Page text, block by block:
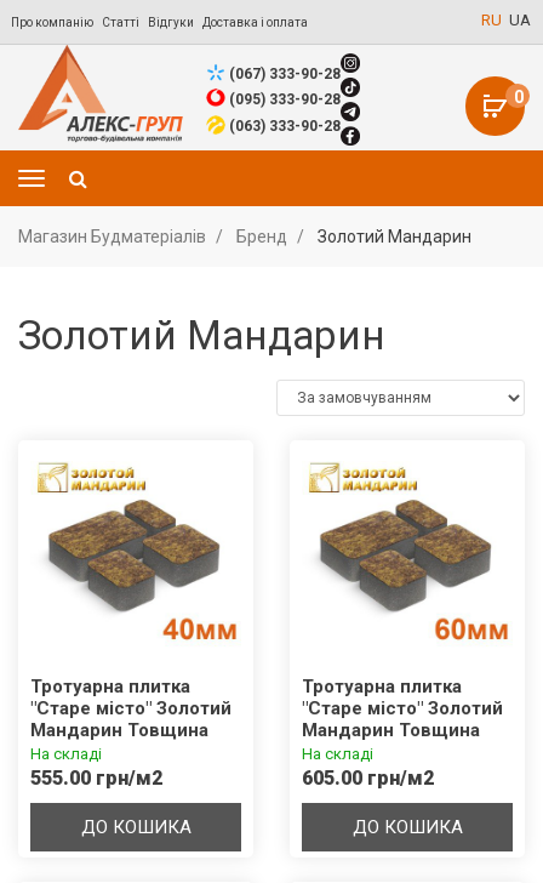
Про компанію Статті Відгуки Доставка і оплата RU UA
0
(067) 333-90-28
(095) 333-90-28
(063) 333-90-28
Магазин Будматеріалів Бренд Золотий Мандарин
Золотий Мандарин
Тротуарна плитка
"Старе місто" Золотий
Мандарин Товщина
40мм
На складі
555.00 грн/м2
ДО КОШИКА
Тротуарна плитка
"Старе місто" Золотий
Мандарин Товщина
60мм
На складі
605.00 грн/м2
ДО КОШИКА